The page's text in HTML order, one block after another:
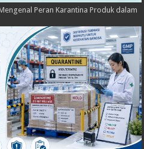
Peran Karantina Produk dalam